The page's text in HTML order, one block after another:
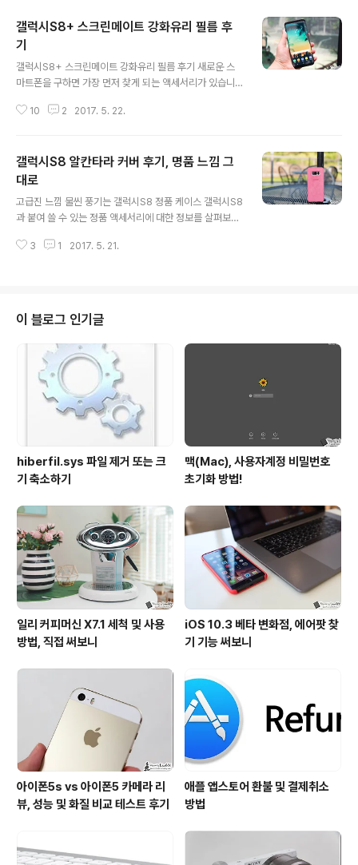
갤럭시S8+ 스크린메이트 강화유리 필름 후
기
갤럭시S8+ 스크린메이트 강화유리 필름 후기 새로운 스
마트폰을 구하면 가장 먼저 찾게 되는 액세서리가 있습니
구성과 터치 감촉 등을 고려해 ‘강화유리’ 소재의 필름을 구
신 스마트폰 가운데 하나인 갤럭시S8 시리즈는 화면 끝자
락이 곡면으로 처리되어 있어 강화유리 필름을 쓰기에는
다소 부담이 있습니다. 모서리를 보호하지 못하는 설계, 일
체감이 떨어지는 어색함 등 탓에 말이죠. 이런 아쉬움을 개
선한 녀석이 있다하여 직접 부착을 해 보았는데요. 그 후기
를 지금부터 전해드리도록 할게요. 그 주인공은 아일룸에
10 2 2017. 5. 22.
갤럭시S8 알칸타라 커버 후기, 명품 느낌 그
대로
고급진 느낌 물씬 풍기는 갤럭시S8 정품 케이스 갤럭시S8
과 붙여 쓸 수 있는 정품 액세서리에 대한 정보를 살펴보다
나 발견하게 되었습니다. 개인적으로는 가정용 쇼파로 그
기회가 되면 꼭 한번 써보고 싶다 생각하고 있던 바로 그 녀
석을, 직접 경험해 보게 되었습니다. 결론부터 말하자면, 과
연 정품이구나 싶을 정도의 피팅감에 고급진 소재를 통해
전해지는 미려함 그리고 손맛 등이 꽤 인상적으로 다가오
는 것을 확인할 수 있었습니다. 갤럭시S8 정품 케이스, 알
칸타라 커버를 지..
3 1 2017. 5. 21.
이 블로그 인기글
hiberfil.sys 파일 제거 또는 크
기 축소하기
맥(Mac), 사용자계정 비밀번호
초기화 방법!
일리 커피머신 X7.1 세척 및 사용
방법, 직접 써보니
iOS 10.3 베타 변화점, 에어팟 찾
기 기능 써보니
아이폰5s vs 아이폰5 카메라 리
뷰, 성능 및 화질 비교 테스트 후기
애플 앱스토어 환불 및 결제취소
방법